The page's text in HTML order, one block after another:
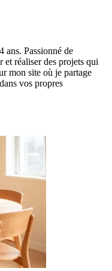
ans. Passionné de
et réaliser des projets qui
mon site où je partage
vos propres